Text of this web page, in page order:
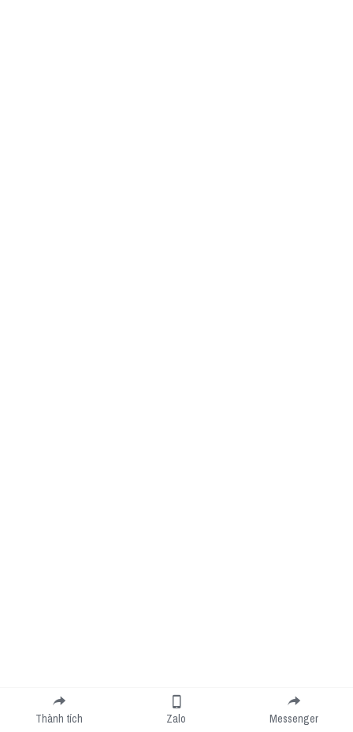
Thành tích Zalo Messenger